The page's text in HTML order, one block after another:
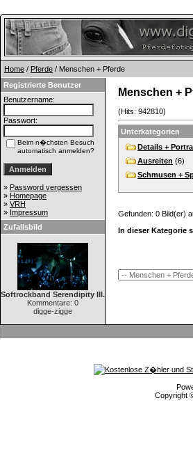
Home / Pferde / Menschen + Pferde
Registrierte Benutzer
Benutzername:
Passwort:
Beim n�chsten Besuch
automatisch anmelden?
» Password vergessen
» Homepage
» VRH
» Impressum
Zufallsbild
Softrockband Serendipity III.
Kommentare: 0
digge-zigge
Menschen +
(Hits: 942810)
Unterkategorien
Details +
Ausreiten (6)
Schmusen +
Gefunden: 0 Bild(er)
In dieser Kategorie
Copyright